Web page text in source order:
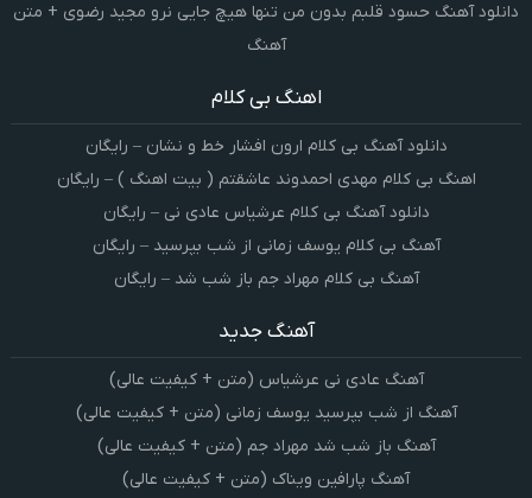
دانلود آهنگ حسود قلبم بدون من تنها هیچ جایی نرو مجید رضوی + متن
آهنگ
اهنگ بی کلام
دانلود آهنگ بی کلام ارون افشار خط و نشان – رایگان
اهنگ بی کلام مهدی احمدوند عاشقتم ( بیت اهنگ ) – رایگان
دانلود آهنگ بی کلام عرشیاس عادی نی – رایگان
آهنگ بی کلام یوسف زمانی از شب بپرسید – رایگان
آهنگ بی کلام مهراد جم باز شب شد – رایگان
آهنگ جدید
آهنگ عادی نی عرشیاس (متن + کیفیت عالی)
آهنگ از شب بپرسید یوسف زمانی (متن + کیفیت عالی)
آهنگ باز شب شد مهراد جم (متن + کیفیت عالی)
آهنگ پارافین ویناک (متن + کیفیت عالی)